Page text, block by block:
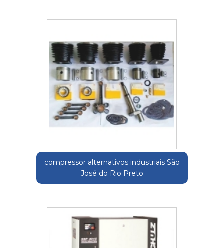
compressor alternativos industriais São
José do Rio Preto